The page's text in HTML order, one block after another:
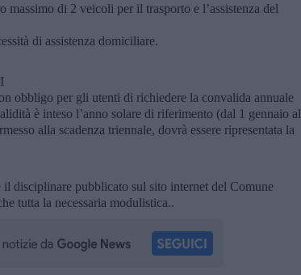
di 2 veicoli per il trasporto e l’assistenza del
di assistenza domiciliare.
obbligo per gli utenti di richiedere la convalida annuale
è inteso l’anno solare di riferimento (dal 1 gennaio al
alla scadenza triennale, dovrà essere ripresentata la
disciplinare pubblicato sul sito internet del Comune
tutta la necessaria modulistica..